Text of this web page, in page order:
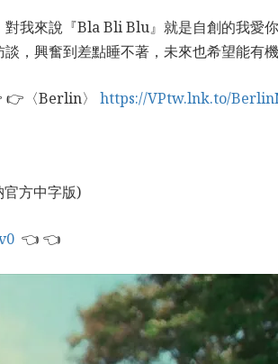
我來說『Bla Bli Blu』就是自創的我愛
，興奮到差點睡不著，未來也希望能有機
👉〈Berlin〉 https://VPtw.lnk.to/
方中字版)
👈 👈